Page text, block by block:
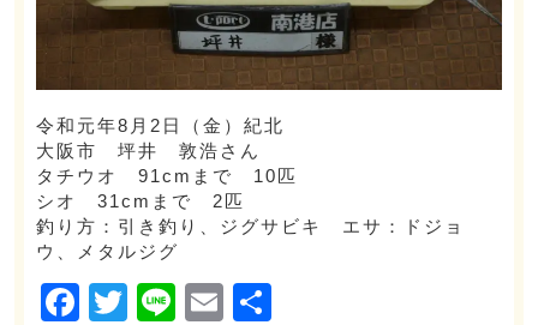
令和元年8月2日（金）紀北
大阪市 坪井 敦浩さん
タチウオ 91cmまで 10匹
シオ 31cmまで 2匹
釣り方：引き釣り、ジグサビキ エサ：ドジョ
ウ、メタルジグ
Facebook
Twitter
LineEmail